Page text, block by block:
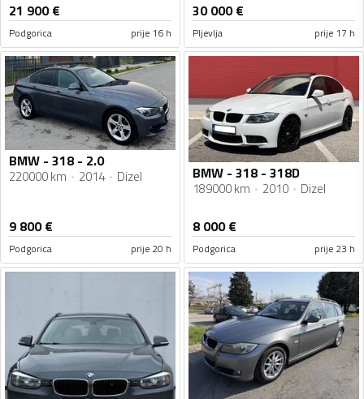
21 900€
Podgorica prije 16 h
30 000€
Pljevlja prije 17 h
BMW - 318 - 2.0
220000 km 2014 Dizel
9 800€
Podgorica prije 20 h
BMW - 318 - 318D
189000 km 2010 Dizel
8 000€
Podgorica prije 23 h